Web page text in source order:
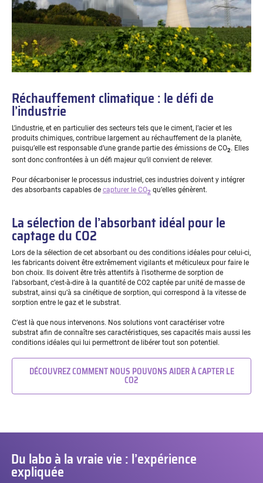
Réchauffement climatique : le défi de
l’industrie
L’industrie, et en particulier des secteurs tels que le ciment, l’acier et les
produits chimiques, contribue largement au réchauffement de la planète,
puisqu’elle est responsable d’une grande partie des émissions de CO2. Elles
sont donc confrontées à un défi majeur qu’il convient de relever.
Pour décarboniser le processus industriel, ces industries doivent y intégrer
des absorbants capables de capturer le CO2 qu’elles génèrent.
La sélection de l’absorbant idéal pour le
captage du CO2
Lors de la sélection de cet absorbant ou des conditions idéales pour celui-ci,
les fabricants doivent être extrêmement vigilants et méticuleux pour faire le
bon choix. Ils doivent être très attentifs à l’isotherme de sorption de
l’absorbant, c’est-à-dire à la quantité de CO2 captée par unité de masse de
substrat, ainsi qu’à sa cinétique de sorption, qui correspond à la vitesse de
sorption entre le gaz et le substrat.
C’est là que nous intervenons. Nos solutions vont caractériser votre
substrat afin de connaître ses caractéristiques, ses capacités mais aussi les
conditions idéales qui lui permettront de libérer tout son potentiel.
DÉCOUVREZ COMMENT NOUS POUVONS AIDER À CAPTER LE
CO2
Du labo à la vraie vie : l’expérience
expliquée